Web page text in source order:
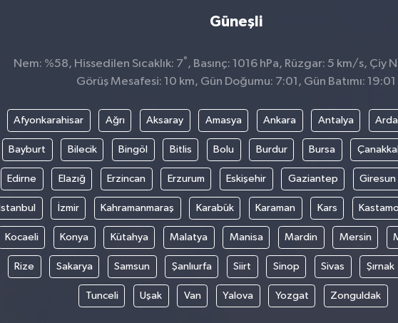
Güneşli
Nem: %58, Hissedilen Sıcaklık: 7° , Basınç: 1016 hPa, Rüzgar: 5 km/s, Çiy
Görüş Mesafesi: 10 km, Gün Doğumu: 7:01, Gün Batımı: 19:01
Afyonkarahisar Ağrı Aksaray Amasya Ankara Antalya
Bayburt Bilecik Bingöl Bitlis Bolu Burdur Bursa
Edirne Elazığ Erzincan Erzurum Eskişehir Gaziantep Giresun
İstanbul İzmir Kahramanmaraş Karabük Karaman Kars
Kocaeli Konya Kütahya Malatya Manisa Mardin Mersin
Rize Sakarya Samsun Şanlıurfa Siirt Sinop Sivas Şırnak
Tunceli Uşak Van Yalova Yozgat Zonguldak